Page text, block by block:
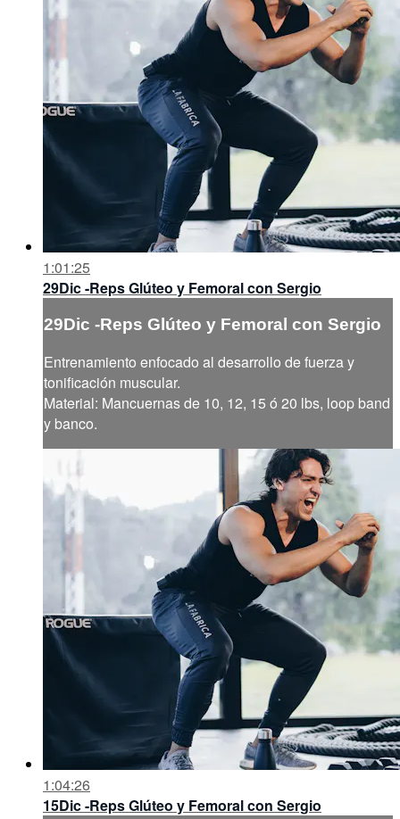
1:01:25
29Dic -Reps Glúteo y Femoral con Sergio
29Dic -Reps Glúteo y Femoral con Sergio
Entrenamiento enfocado al desarrollo de fuerza y
tonificación muscular.
Material: Mancuernas de 10, 12, 15 ó 20 lbs, loop band
y banco.
1:04:26
15Dic -Reps Glúteo y Femoral con Sergio